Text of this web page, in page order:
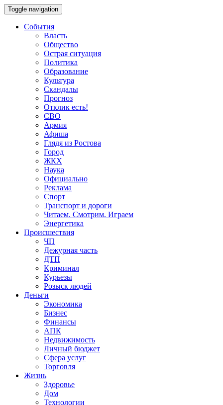
Toggle navigation
События
Власть
Общество
Острая ситуация
Политика
Образование
Культура
Скандалы
Прогноз
Отклик есть!
СВО
Армия
Афиша
Глядя из Ростова
Город
ЖКХ
Наука
Официально
Реклама
Спорт
Транспорт и дороги
Читаем. Смотрим. Играем
Энергетика
Происшествия
ЧП
Дежурная часть
ДТП
Криминал
Курьезы
Розыск людей
Деньги
Экономика
Бизнес
Финансы
АПК
Недвижимость
Личный бюджет
Сфера услуг
Торговля
Жизнь
Здоровье
Дом
Технологии